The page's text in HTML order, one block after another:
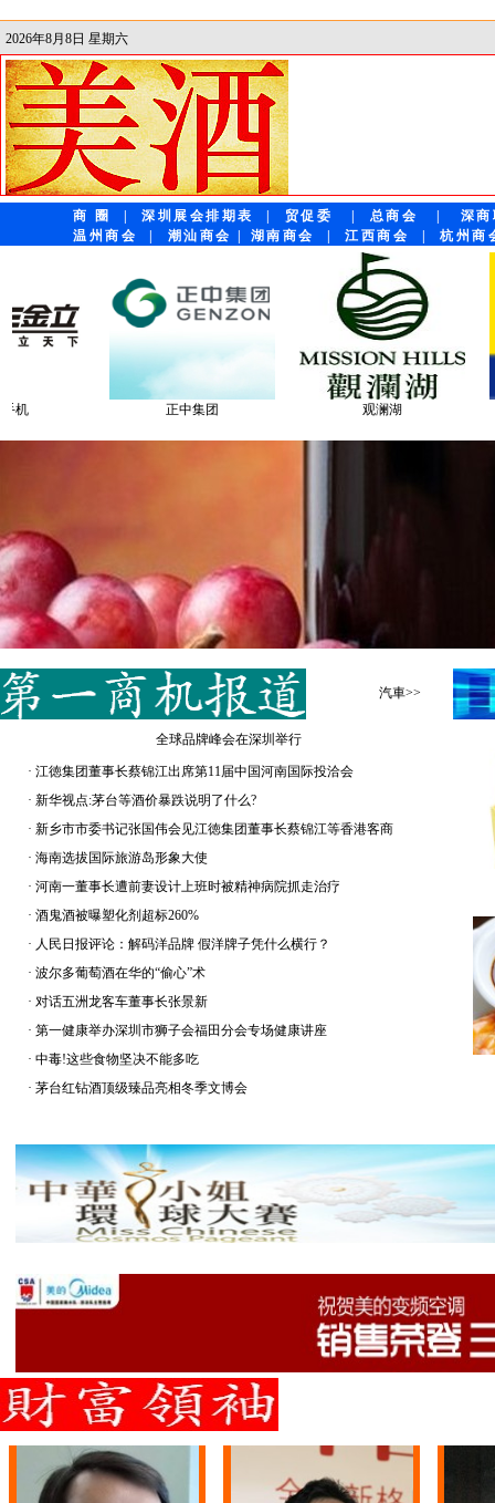
2026年8月8日 星期六
商 圈 |深圳展会排期表 贸促委 总商会
深
温州商会
潮汕商会 湖南商会 |江西商会 |杭州
观澜湖 神舟电脑
汽車>>
全球品牌峰会在深圳举行
· 江徳集团董事长蔡锦江出席第11届中国河南国际投洽会
· 新华视点:茅台等酒价暴跌说明了什么?
· 新乡市市委书记张国伟会见江徳集团董事长蔡锦江等香港客商
· 海南选拔国际旅游岛形象大使
· 河南一董事长遭前妻设计上班时被精神病院抓走治疗
· 酒鬼酒被曝塑化剂超标260%
· 人民日报评论：解码洋品牌 假洋牌子凭什么横行？
· 波尔多葡萄酒在华的“偷心”术
· 对话五洲龙客车董事长张景新
· 第一健康举办深圳市狮子会福田分会专场健康讲座
· 中毒!这些食物坚决不能多吃
· 茅台红钻酒顶级臻品亮相冬季文博会